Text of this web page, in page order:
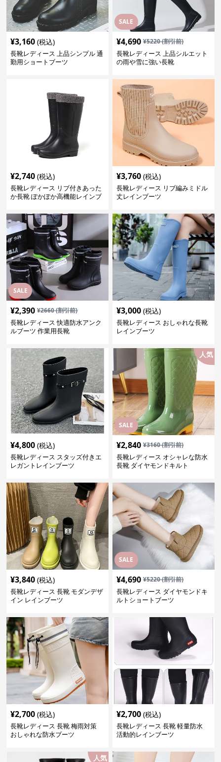
¥3,160 (税込)
長靴レディース 上品シンプル 通
勤用ショートブーツ
SALE
¥4,690 ¥5220(割引前)
長靴レディース 上品シルエット
の雨や雪に強い長靴
¥2,740 (税込)
長靴レディース リブ付きあった
か長靴 ぽかぽか高機能レインブ
¥3,760 (税込)
長靴レディース リブ編みミドル
丈レインブーツ
SALE
¥2,390 ¥2660(割引前)
長靴レディース 快適防水アンク
ルブーツ 作業用長靴
¥3,000 (税込)
長靴レディース おしゃれな長靴
レインブーツ
¥4,800 (税込)
長靴レディース スタッズ付きエ
レガントレインブーツ
SALE
人気
¥2,840 ¥3160(割引前)
長靴レディース オシャレな防水
長靴 ダイヤモンドキルト
¥3,840 (税込)
長靴レディース 長靴 モダンデザ
イン レインブーツ
SALE
¥4,690 ¥5220(割引前)
長靴レディース ダイヤモンドキ
ルトショートブーツ
¥2,700 (税込)
長靴レディース 長靴 梅雨対策
おしゃれな防水ブーツ
¥2,700 (税込)
長靴レディース 長靴 軽量防水
活動的レインブーツ
人気